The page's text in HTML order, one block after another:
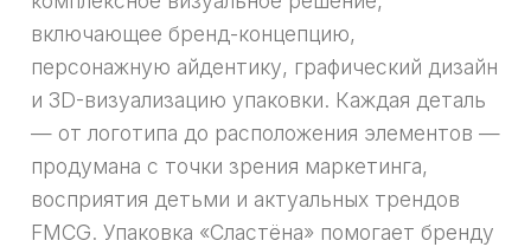
включающее бренд-концепцию,
персонажную айдентику, графический дизайн
и 3D-визуализацию упаковки. Каждая деталь
— от логотипа до расположения элементов —
продумана с точки зрения маркетинга,
восприятия детьми и актуальных трендов
FMCG. Упаковка «Сластёна» помогает бренду